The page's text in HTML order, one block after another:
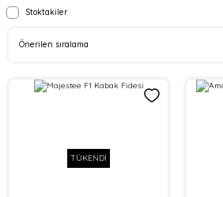
Stoktakiler
TÜKENDİ